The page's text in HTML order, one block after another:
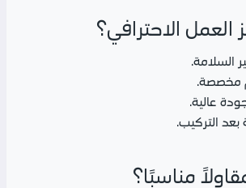
العمل الاحترافي؟
السلامة.
مخصصة.
عالية.
التركيب.
مناسبًا؟